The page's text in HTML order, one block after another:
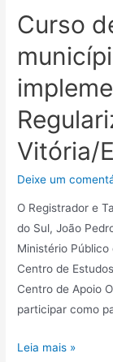
Curso
Vitória/
Deixe um
O Registrador e
do Sul, João
Ministério
Centro de
Centro de Apoio
participar como
Leia mais »